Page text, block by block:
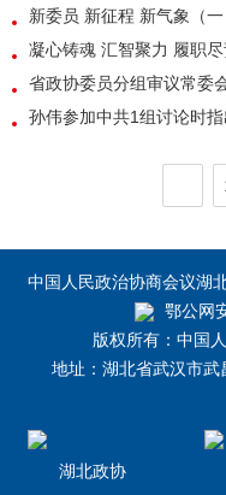
新委员 新征程 新气象（一
凝心铸魂 汇智聚力 履职尽责 ——省政协十二届常委
省政协委员分组审议常委
孙伟参加中共1组讨论时指出 全面学习把握落实中共二十大精
中国人民政治协商会议湖
鄂公网
版权所有：中国
地址：湖北省武汉市
湖北政协